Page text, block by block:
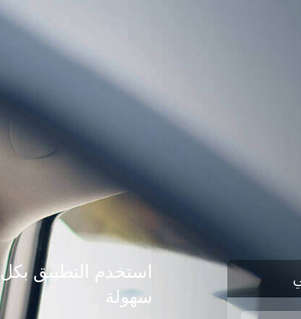
استخدم التطبيق بكل
سهولة